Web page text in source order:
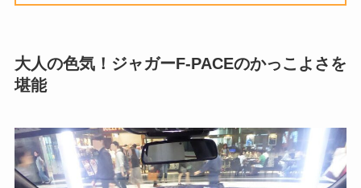
大人の色気！ジャガーF-PACEのかっこよさを
堪能